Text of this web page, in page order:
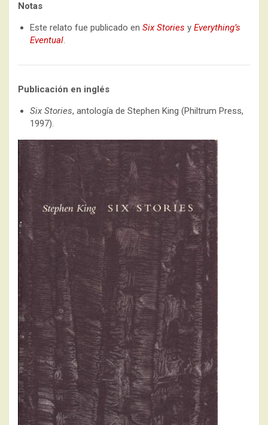
Notas
Este relato fue publicado en Six Stories y Everything’s
Eventual.
Publicación en inglés
Six Stories, antología de Stephen King (Philtrum Press,
1997).